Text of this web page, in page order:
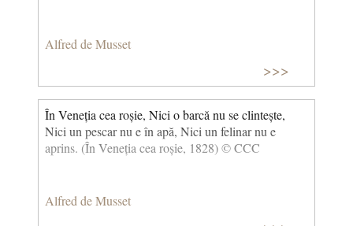
Alfred de Musset
>>>
În Veneția cea roșie, Nici o barcă nu se clintește,
Nici un pescar nu e în apă, Nici un felinar nu e
aprins. (În Veneția cea roșie, 1828) © CCC
Alfred de Musset